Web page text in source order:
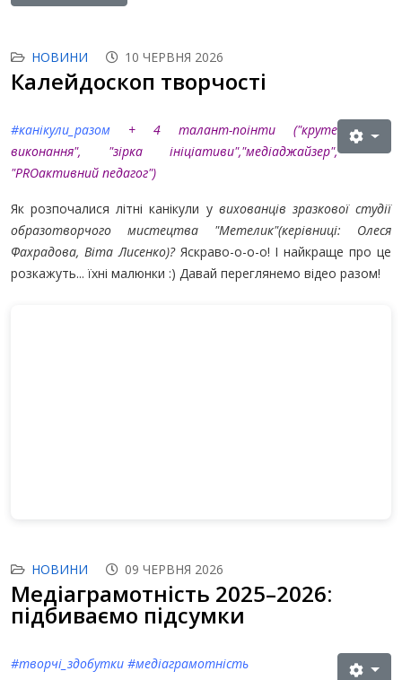
НОВИНИ 10 ЧЕРВНЯ 2026
Калейдоскоп творчості
#канікули_разом
+ 4 талант-поінти ("круте
виконання", "зірка ініціативи","медіаджайзер",
"PROактивний педагог")
Як розпочалися літні канікули у вихованців зразкової студії
образотворчого мистецтва "Метелик"(керівниці: Олеся
Фахрадова, Віта Лисенко)? Яскраво-о-о-о! І найкраще про це
розкажуть... їхні малюнки :) Давай переглянемо відео разом!
НОВИНИ 09 ЧЕРВНЯ 2026
Медіаграмотність 2025–2026:
підбиваємо підсумки
#творчі_здобутки #медіаграмотність